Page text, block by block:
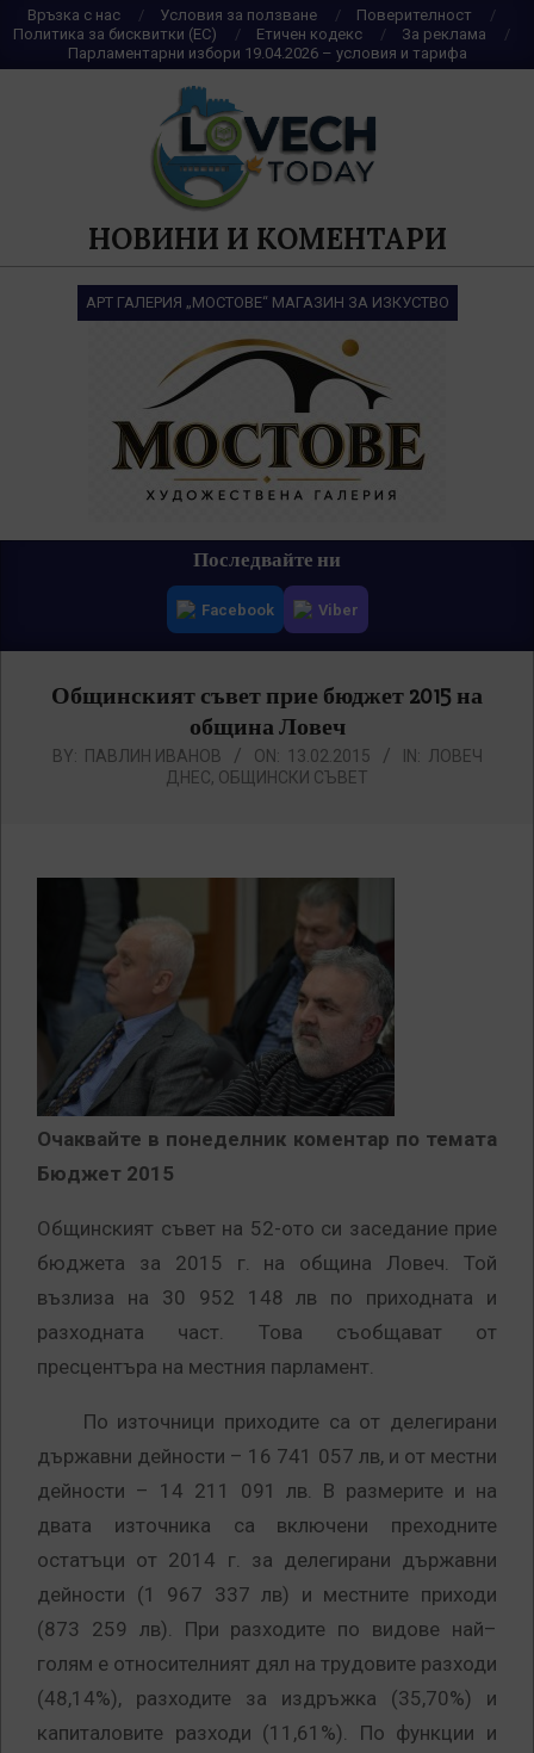
Skip
to
content
Връзка с нас Условия за ползване
Поверителност
Политика за бисквитки (ЕС)
Етичен кодекс
За реклама
Парламентарни избори 19.04.2026 – условия и тарифа
НОВИНИ И КОМЕНТАРИ
АРТ ГАЛЕРИЯ „МОСТОВЕ“ МАГАЗИН ЗА ИЗКУСТВО
Последвайте ни
Facebook Viber
Общинският съвет прие бюджет 2015 на
община Ловеч
BY: ПАВЛИН ИВАНОВ ON: 13.02.2015 IN: ЛОВЕЧ
ДНЕС, ОБЩИНСКИ СЪВЕТ
Очаквайте в понеделник коментар по темата
Бюджет 2015
Общинският съвет на 52-ото си заседание прие
бюджета за 2015 г. на община Ловеч. Той
възлиза на 30 952 148 лв по приходната и
разходната част. Това съобщават от
пресцентъра на местния парламент.
По източници приходите са от делегирани
държавни дейности – 16 741 057 лв, и от местни
дейности – 14 211 091 лв. В размерите и на
двата източника са включени преходните
остатъци от 2014 г. за делегирани държавни
дейности (1 967 337 лв) и местните приходи
(873 259 лв). При разходите по видове най–
голям е относителният дял на трудовите разходи
(48,14%), разходите за издръжка (35,70%) и
капиталовите разходи (11,61%). По функции и